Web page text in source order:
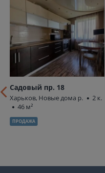
Садовый пр. 18
Харьков, Новые дома р.
2 к.
46 м²
ПРОДАЖА